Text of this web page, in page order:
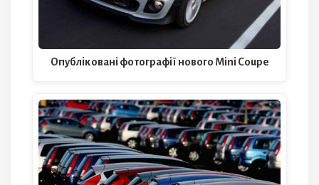
Опубліковані фотографії нового Mini Coupe